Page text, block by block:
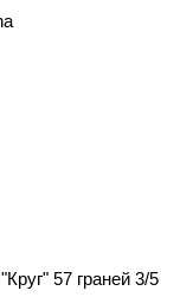
57 граней 3/5